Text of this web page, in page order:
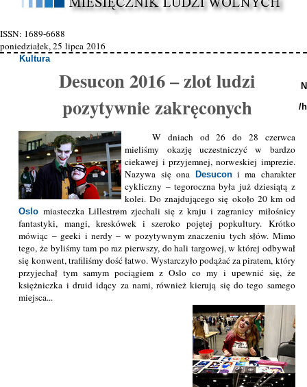
ISSN: 1689-6688
poniedziałek, 25 lipca 2016
Kultura
Desucon 2016 – zlot ludzi
pozytywnie zakręconych
W dniach od 26 do 28 czerwca
mieliśmy okazję uczestniczyć w bardzo
ciekawej i przyjemnej, norweskiej imprezie.
Nazywa się ona Desuconi ma charakter
cykliczny – tegoroczna była już dziesiątą z
kolei. Do znajdującego się około 20 km od
Oslo miasteczka Lillestrøm zjechali się z kraju i zagranicy miłośnicy
fantastyki, mangi, kreskówek i szeroko pojętej popkultury. Krótko
mówiąc – geeki i nerdy – w pozytywnym znaczeniu tych słów. Mimo
tego, że byliśmy tam po raz pierwszy, do hali targowej, w której odbywał
się konwent, trafiliśmy dość łatwo. Wystarczyło podążać za piratem, który
przyjechał tym samym pociągiem z Oslo co my i upewnić się, że
księżniczka i druid idący za nami, również kierują się do tego samego
miejsca...
/